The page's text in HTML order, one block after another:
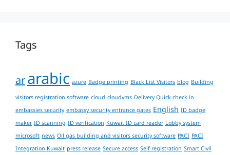
Tags
ararabicazureBadge printing Black List Visitorsblog Building
visitors registration softwarecloudcloudvmsDelivery Quick check in
embassies securityembassy security entrance gatesEnglishID badge
makerID scanning ID verificationKuwait ID card readerLobby system
microsoftnewsOil gas building and visitors security softwarePACIPACI
Integration Kuwaitpress releaseSecure accessSelf registrationSmart Civil